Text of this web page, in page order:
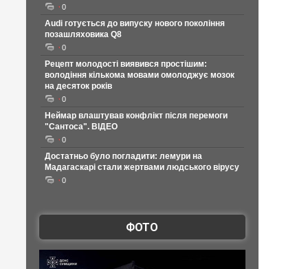
0
Audi готується до випуску нового покоління
позашляховика Q8
0
Рецепт молодості виявився простішим:
володіння кількома мовами омолоджує мозок
на десяток років
0
Неймар влаштував конфлікт після перемоги
"Сантоса". ВІДЕО
0
Достатньо було погладити: лемури на
Мадагаскарі стали жертвами людського вірусу
0
ФОТО